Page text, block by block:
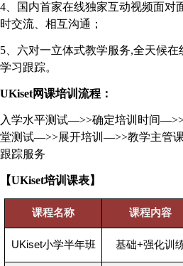
4 、国内首家在线独家互动视频面
时交流、相互沟通；
5 、六对一立体式教学服务,全天候在
学习跟踪。
UKiset网课培训流程：
入学水平测试—>>确定培训时间—
堂测试—>>展开培训—>>教学主管
跟踪服务
【UKiset培训课表】
课程名称 课程内容
UKiset小学半年班 基础+强化训